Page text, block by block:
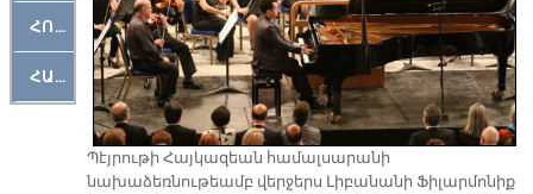
ՀՈԳԵՄՏԱՒՈՐ
ՀԱՐԹԱԿ
Պէյրութի Հայկազեան համալսարանի
նախաձեռնութեամբ վերջերս Լիբանանի Ֆիլարմոնիք